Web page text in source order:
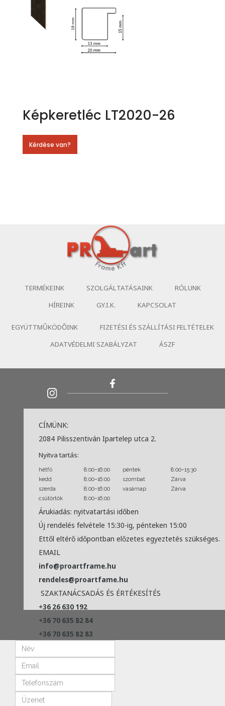
Képkeretléc LT2020-26
Kérdése van?
TERMÉKEINK SZOLGÁLTATÁSAINK
RÓLUNK
HÍREINK
GY.I.K. KAPCSOLAT
EGYÜTTMŰKÖDŐINK
FIZETÉSI ÉS SZÁLLÍTÁSI FELTÉTELEK
ADATVÉDELMI SZABÁLYZAT
ÁSZF
CÍMÜNK:
2084 Pilisszentiván Ipartelep utca 2.
Nyitva tartás:
hétfő 8:00–16:00 péntek
8:00–15:30
kedd
8:00–16:00 szombat
Zárva
szerda
8:00–16:00 vasárnap
Zárva
csütörtök
8:00–16:00
Árukiadás: nyitvatartási időben
Új rendelés felvétele 15:30-ig, pénteken 15:00
Ettől eltérő időpontban előzetes egyeztetés szükséges.
EMAIL
info@proartframe.hu
rendeles@proartfame.hu
SZAKTANÁCSADÁS ÉS ÉRTÉKESÍTÉS
+36 26 630 192
+36 70 635 82 84
+36 70 635 82 83